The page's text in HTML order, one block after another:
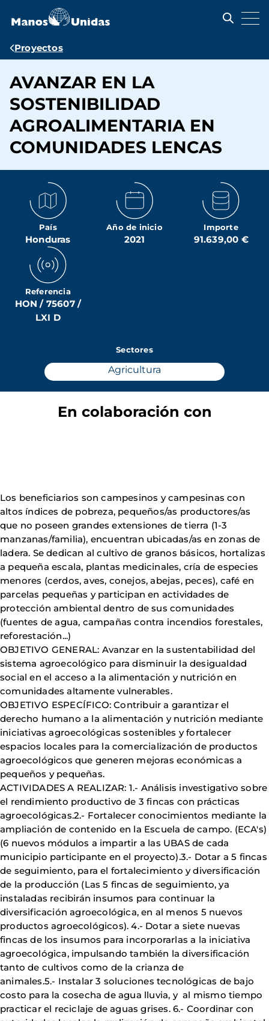
contenido
Ruta
navegación
Proyectos
AVANZAR EN LA
SOSTENIBILIDAD
AGROALIMENTARIA EN
COMUNIDADES LENCAS
País
Honduras
Año de inicio
2021
Importe
91.639,00 €
Referencia
HON / 75607 /
LXI D
Sectores
Agricultura
En colaboración con
Los beneficiarios son campesinos y campesinas con
altos índices de pobreza, pequeños/as productores/as
que no poseen grandes extensiones de tierra (1-3
manzanas/familia), encuentran ubicadas/as en zonas de
ladera. Se dedican al cultivo de granos básicos, hortalizas
a pequeña escala, plantas medicinales, cría de especies
menores (cerdos, aves, conejos, abejas, peces), café en
parcelas pequeñas y participan en actividades de
protección ambiental dentro de sus comunidades
(fuentes de agua, campañas contra incendios forestales,
reforestación...)
OBJETIVO GENERAL: Avanzar en la sustentabilidad del
sistema agroecológico para disminuir la desigualdad
social en el acceso a la alimentación y nutrición en
comunidades altamente vulnerables.
OBJETIVO ESPECÍFICO: Contribuir a garantizar el
derecho humano a la alimentación y nutrición mediante
iniciativas agroecológicas sostenibles y fortalecer
espacios locales para la comercialización de productos
agroecológicos que generen mejoras económicas a
pequeños y pequeñas.
ACTIVIDADES A REALIZAR: 1.- Análisis investigativo sobre
el rendimiento productivo de 3 fincas con prácticas
agroecológicas.2.- Fortalecer conocimientos mediante la
ampliación de contenido en la Escuela de campo. (ECA's)
(6 nuevos módulos a impartir a las UBAS de cada
municipio participante en el proyecto).3.- Dotar a 5 fincas
de seguimiento, para el fortalecimiento y diversificación
de la producción (Las 5 fincas de seguimiento, ya
instaladas recibirán insumos para continuar la
diversificación agroecológica, en al menos 5 nuevos
productos agroecológicos). 4.- Dotar a siete nuevas
fincas de los insumos para incorporarlas a la iniciativa
agroecológica, impulsando también la diversificación
tanto de cultivos como de la crianza de
animales.5.- Instalar 3 soluciones tecnológicas de bajo
costo para la cosecha de agua lluvia, y al mismo tiempo
practicar el reciclaje de aguas grises. 6.- Coordinar con